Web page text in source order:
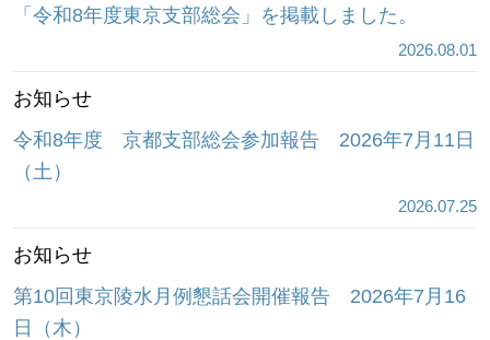
「令和8年度東京支部総会」を掲載しました。
2026.08.01
お知らせ
令和8年度 京都支部総会参加報告 2026年7月11日
（土）
2026.07.25
お知らせ
第10回東京陵水月例懇話会開催報告 2026年7月16
日（木）